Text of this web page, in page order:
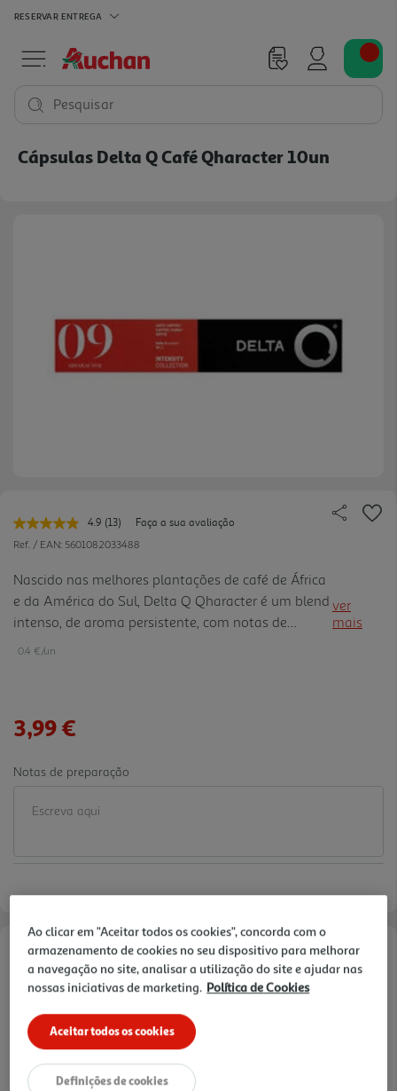
RESERVAR ENTREGA
Pesquisar
Cápsulas Delta Q Café Qharacter 10un
4.9 Leu
13
Link
para
a
página.
(13)
Faça a sua avaliação
Ref. / EAN: 5601082033488
Nascido nas melhores plantações de café de África
e da América do Sul, Delta Q Qharacter é um blend
intenso, de aroma persistente, com notas de
caramelo e frutos secos e uma acidez equilibrada.
ver
mais
0.4 €/un
3,99 €
Notas de preparação
Informações de Marketing
Sul, Delta Q Qharacter é um blend intenso, de aroma persistente,
com notas de caramelo e frutos secos e uma acidez equilibrada.
Características
Ao clicar em "Aceitar todos os cookies", concorda com o
armazenamento de cookies no seu dispositivo para melhorar
a navegação no site, analisar a utilização do site e ajudar nas
nossas iniciativas de marketing. Política de Cookies
Aceitar todos os cookies
Definições de cookies